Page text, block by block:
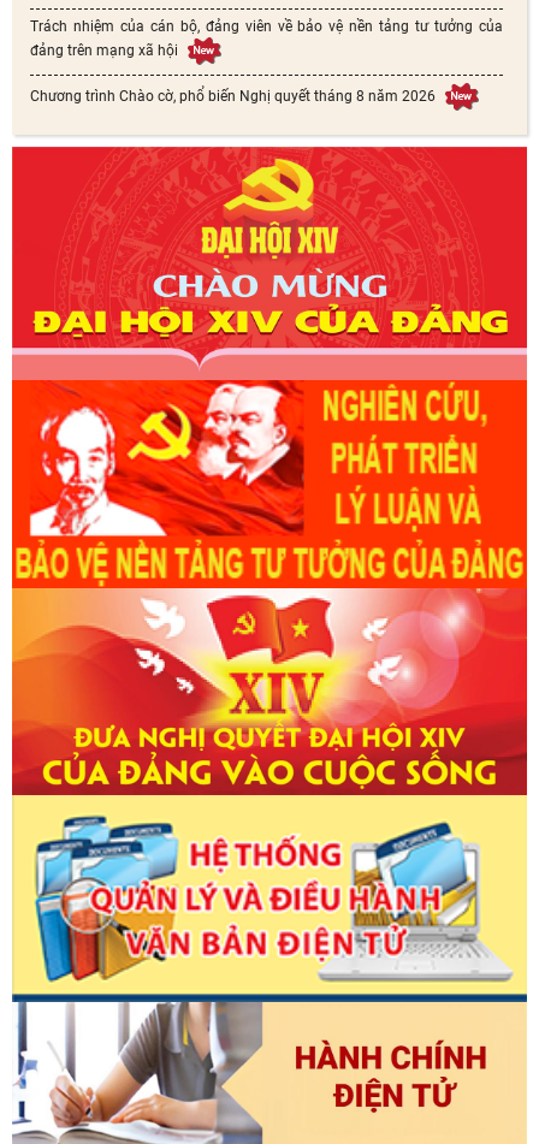
Trách nhiệm của cán bộ, đảng viên về bảo vệ nền tảng tư tưởng của
đảng trên mạng xã hội
Chương trình Chào cờ, phổ biến Nghị quyết tháng 8 năm 2026